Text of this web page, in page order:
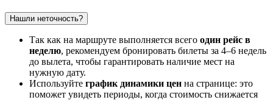
Нашли неточность?
Так как на маршруте выполняется всего один рейс в
неделю, рекомендуем бронировать билеты за 4–6 недель
до вылета, чтобы гарантировать наличие мест на
нужную дату.
Используйте график динамики цен на странице: это
поможет увидеть периоды, когда стоимость снижается